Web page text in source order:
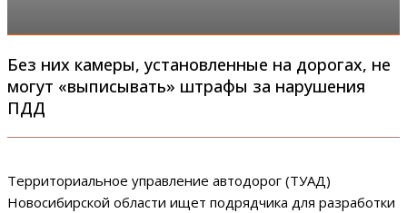
Без них камеры, установленные на дорогах, не
могут «выписывать» штрафы за нарушения
ПДД
Территориальное управление автодорог (ТУАД)
Новосибирской области ищет подрядчика для разработки